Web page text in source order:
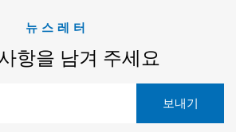
뉴스레터
항을 남겨 주세요